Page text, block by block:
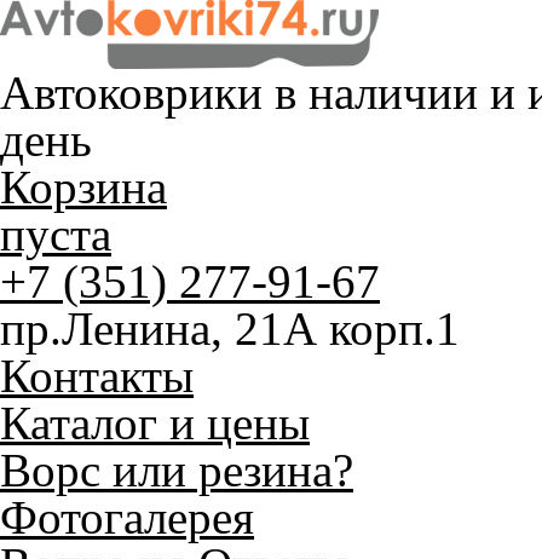
Автоковрики в наличии и
день
Корзина
пуста
+7 (351) 277-91-67
пр.Ленина, 21А корп.1
Контакты
Каталог и цены
Ворс или резина?
Фотогалерея